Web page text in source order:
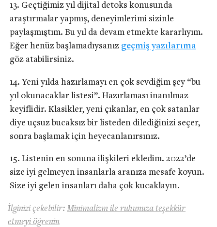
Geçtiğimiz yıl dijital detoks konusunda
araştırmalar yapmış, deneyimlerimi sizinle
paylaşmıştım. Bu yıl da devam etmekte kararlıyım.
Eğer henüz başlamadıysanız geçmiş yazılarıma
göz atabilirsiniz.
Yeni yılda hazırlamayı en çok sevdiğim şey “bu
yıl okunacaklar listesi”. Hazırlaması inanılmaz
keyiflidir. Klasikler, yeni çıkanlar, en çok satanlar
diye uçsuz bucaksız bir listeden dilediğinizi seçer,
sonra başlamak için heyecanlanırsınız.
Listenin en sonuna ilişkileri ekledim. 2022’de
size iyi gelmeyen insanlarla aranıza mesafe koyun.
Size iyi gelen insanları daha çok kucaklayın.
İlginizi çekebilir: Minimalizm ile ruhunuza teşekkür
etmeyi öğrenin